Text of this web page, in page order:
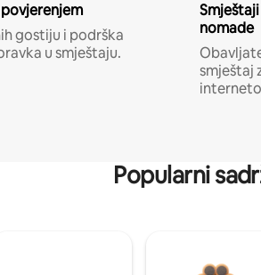
gostiju i podrška
u smještaju.
nomade
smještaj
Popularni